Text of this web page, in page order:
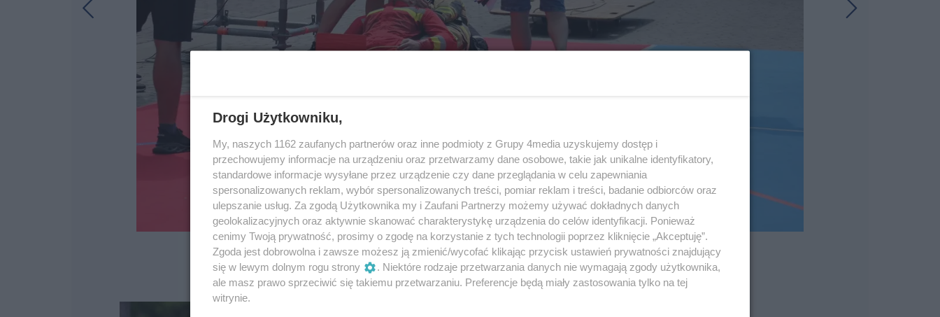
12 / 120
Drogi Użytkowniku,
My, naszych 1162 zaufanych partnerów oraz inne podmioty z Grupy 4media uzyskujemy dostęp i
przechowujemy informacje na urządzeniu oraz przetwarzamy dane osobowe, takie jak unikalne identyfikatory,
standardowe informacje wysyłane przez urządzenie czy dane przeglądania w celu zapewniania
spersonalizowanych reklam, wybór spersonalizowanych treści, pomiar reklam i treści, badanie odbiorców oraz
ulepszanie usług. Za zgodą Użytkownika my i Zaufani Partnerzy możemy używać dokładnych danych
geolokalizacyjnych oraz aktywnie skanować charakterystykę urządzenia do celów identyfikacji. Ponieważ
cenimy Twoją prywatność, prosimy o zgodę na korzystanie z tych technologii poprzez kliknięcie „Akceptuję”.
Zgoda jest dobrowolna i zawsze możesz ją zmienić/wycofać klikając przycisk ustawień prywatności znajdujący
się w lewym dolnym rogu strony
. Niektóre rodzaje przetwarzania danych nie wymagają zgody użytkownika,
ale masz prawo sprzeciwić się takiemu przetwarzaniu. Preferencje będą miały zastosowania tylko na tej
witrynie.